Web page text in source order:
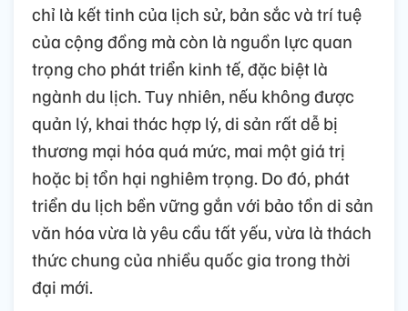
chỉ là kết tinh của lịch sử, bản sắc và trí tuệ
của cộng đồng mà còn là nguồn lực quan
trọng cho phát triển kinh tế, đặc biệt là
ngành du lịch. Tuy nhiên, nếu không được
quản lý, khai thác hợp lý, di sản rất dễ bị
thương mại hóa quá mức, mai một giá trị
hoặc bị tổn hại nghiêm trọng. Do đó, phát
triển du lịch bền vững gắn với bảo tồn di sản
văn hóa vừa là yêu cầu tất yếu, vừa là thách
thức chung của nhiều quốc gia trong thời
đại mới.